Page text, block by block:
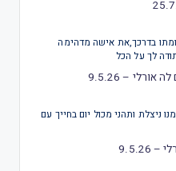
בדרכך,את אישה מדהימה
לך על הכל
אורלי – 9.5.26
ניצלת ותהני מכול יום בחייך עם